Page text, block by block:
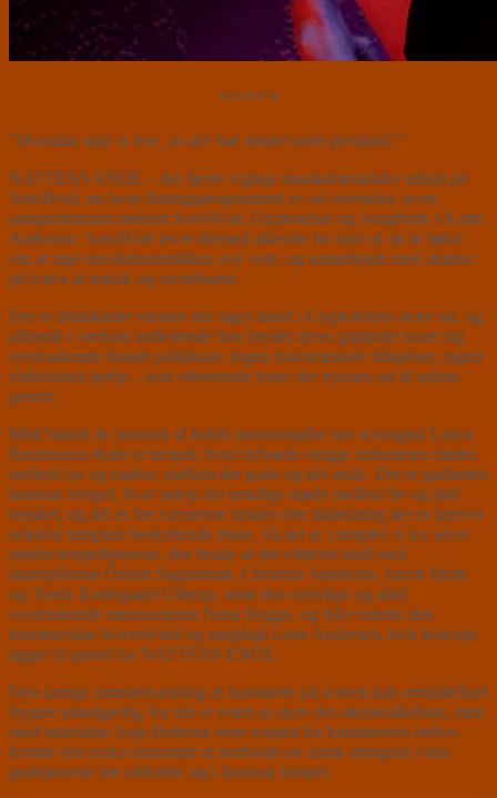
⭐⭐⭐⭐⭐
”Hvordan skal vi leve, os der har mistet vores forstand?”
NATTENS ENDE – det første vigtige musikdramatiske udspil på
Sort/Hvid, nu hvor åbningsprogrammet er vel overstået, er en
samproduktion mellem Sort/Hvid, Glyptoteket og Songbirds v/Lotte
Andersen. Sort/Hvid lever dermed allerede fra start af op til løftet
om at tage musikdramatikken nye veje, og samarbejde med aktører
på tværs af musik og scenekunst.
Det er tildækkede væsner der tager imod i Glyptotekets store sal, og
allerede i værkets indledende fase breder deres gutturale toner sig
overraskende blandt publikum. Ingen instrumentale tilføjelser, ingen
elektronisk hjælp – kun vibrerende toner der nynnes ud til salens
gæster.
Midt blandt de normalt så kolde marmorsøjler har scenograf Laura
Rasmussen skabt et tempel, hvor dybrøde vægge omkranser mødet
mellem lys og mørke, mellem det gode og det onde. Det er gudinden
Inannas tempel, hvor netop det umulige møde mellem liv og død
hersker, og det er her væsnerne smider den tildækning der er krævet
udenfor templets beskyttende mure. Så det er i templet vi for alvor
møder tempeltjenerne, der består af det vildeste hold med
skuespillerne Özlem Saglanmak, Christine Sønderris, Jacob Moth
og Troels Kortegaard Ullerup, samt den ustyrlige og altid
overraskende mezzosopran Nana Bugge, og ikke mindst den
kunstneriske hvirvelvind og sangfugl Lotte Andersen, hvis koncept
ligger til grund for NATTENS ENDE.
Den umage sammensætning af kunstnere på scenen kan umiddelbart
frygtes umedgørlig, for det er svært at styre det ukontrollerbare, men
med instruktør Anja Behrens store empati for kunstnernes behov,
formår den tyske instruktør at fastholde en smuk stringens i den
gudstjeneste der udfolder sig i Inannas tempel.